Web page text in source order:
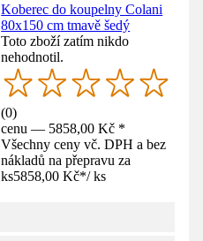
Koberec do koupelny Colani
80x150 cm tmavě šedý
Toto zboží zatím nikdo
nehodnotil.
(0)
cenu — 5858,00 Kč *
Všechny ceny vč. DPH a bez
nákladů na přepravu za
ks5858,00 Kč*/ ks